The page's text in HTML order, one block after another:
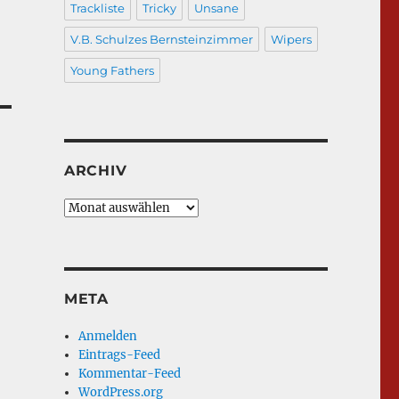
Trackliste Tricky Unsane
V.B. Schulzes Bernsteinzimmer Wipers
Young Fathers
ARCHIV
Archiv
META
Anmelden
Eintrags-Feed
Kommentar-Feed
WordPress.org